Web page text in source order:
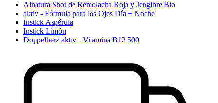
Alnatura Shot de Remolacha Roja y Jengibre Bio
aktiv - Fórmula para los Ojos Día + Noche
Instick Aspérula
Instick Limón
Doppelherz aktiv - Vitamina B12 500